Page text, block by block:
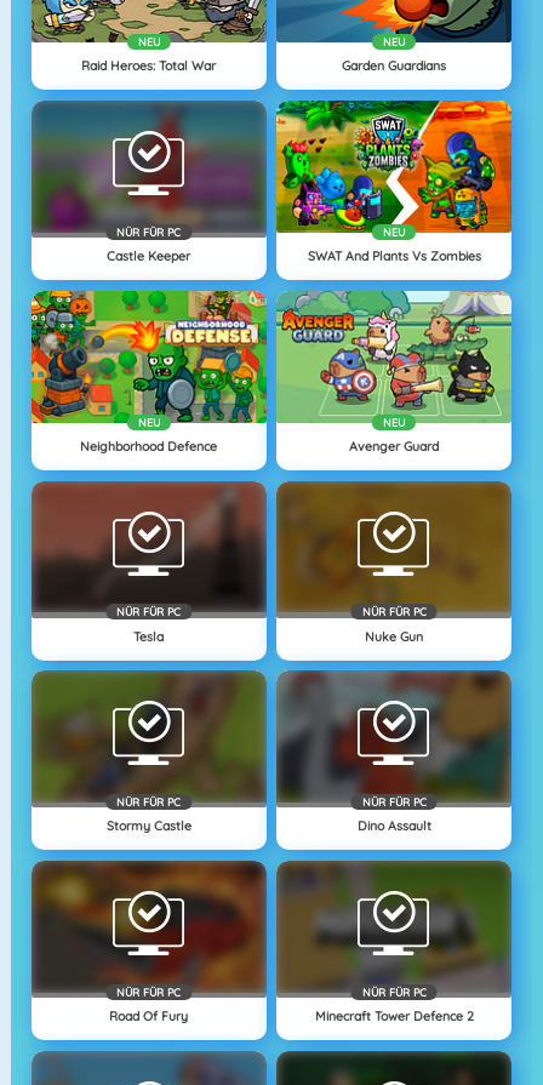
NEU
Raid Heroes: Total War
NEU
Garden Guardians
NÜR FÜR PC
Castle Keeper
NEU
SWAT And Plants Vs Zombies
NEU
Neighborhood Defence
NEU
Avenger Guard
NÜR FÜR PC
Tesla
NÜR FÜR PC
Nuke Gun
NÜR FÜR PC
Stormy Castle
NÜR FÜR PC
Dino Assault
NÜR FÜR PC
Road Of Fury
NÜR FÜR PC
Minecraft Tower Defence 2